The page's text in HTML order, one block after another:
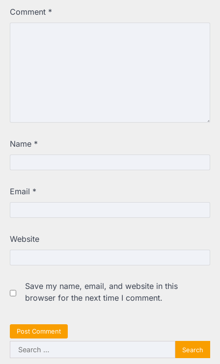
Comment *
Name *
Email *
Website
Save my name, email, and website in this
browser for the next time I comment.
Search
for: